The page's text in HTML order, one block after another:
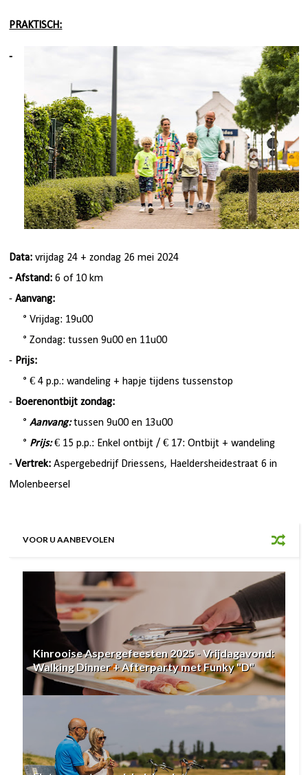
PRAKTISCH:
-
Data:vrijdag 24 + zondag 26 mei 2024
- Afstand: 6 of 10 km
-Aanvang:
° Vrijdag: 19u00
° Zondag: tussen 9u00 en 11u00
- Prijs:
° € 4 p.p.: wandeling + hapje tijdens tussenstop
- Boerenontbijt zondag:
°Aanvang:tussen 9u00 en 13u00
° Prijs:€ 15 p.p.: Enkel ontbijt / € 17: Ontbijt + wandeling
-Vertrek:Aspergebedrijf Driessens, Haeldersheidestraat 6 in
Molenbeersel
VOOR U AANBEVOLEN
Kinrooise Aspergefeesten 2025 - Vrijdagavond:
Walking Dinner + Afterparty met Funky "D"